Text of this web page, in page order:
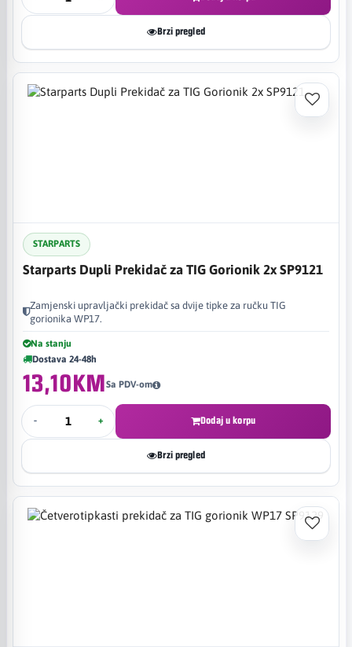
Brzi pregled
STARPARTS
Starparts Dupli Prekidač za TIG Gorionik 2x SP9121
Zamjenski upravljački prekidač sa dvije tipke za ručku TIG
gorionika WP17.
Na stanju
Dostava 24-48h
13,10KMSa PDV-om
- + Dodaj u korpu
Brzi pregled